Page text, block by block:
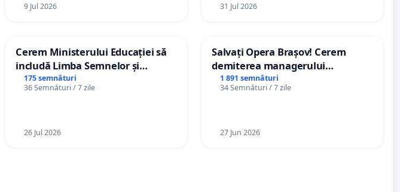
9 Jul 2026 31 Jul 2026
Cerem Ministerului Educației să
includă Limba Semnelor și
alfabetul Braille în școlile din
Republica Moldova!
175 semnături
36 Semnături / 7 zile
26 Jul 2026
Salvați Opera Brașov! Cerem
demiterea managerului
interimar, Petrean Lucian-Marius!
1 891 semnături
34 Semnături / 7 zile
27 Jun 2026